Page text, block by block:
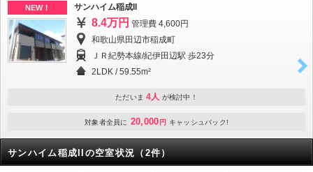
NEW！ サンハイム稲成II
8.4万円 管理費 4,600円
和歌山県田辺市稲成町
ＪＲ紀勢本線/紀伊田辺駅 歩23分
2LDK /59.55m²
ただいま 4人 が検討中！
対象者全員に 20,000 円 キャッシュバック!
サンハイム稲成IIの空室状況（2件）